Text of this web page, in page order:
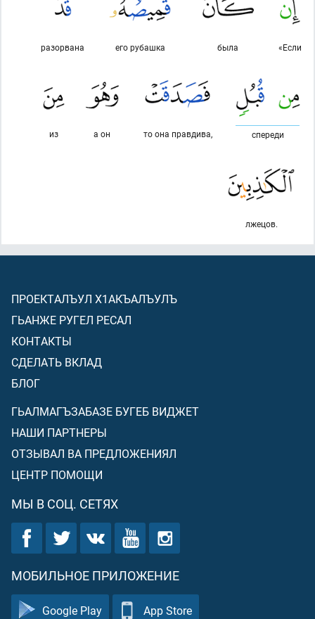
«Если
была
его рубашка
разорвана
спереди
то она правдива,
а он
из
лжецов.
ПРОЕКТАЛЪУЛ Х1АКЪАЛЪУЛЪ
ГЬАНЖЕ РУГЕЛ РЕСАЛ
КОНТАКТЫ
СДЕЛАТЬ ВКЛАД
БЛОГ
ГЬАЛМАГЪЗАБАЗЕ БУГЕБ ВИДЖЕТ
НАШИ ПАРТНЕРЫ
ОТЗЫВАЛ ВА ПРЕДЛОЖЕНИЯЛ
ЦЕНТР ПОМОЩИ
МЫ В СОЦ. СЕТЯХ
МОБИЛЬНОЕ ПРИЛОЖЕНИЕ
Google Play App Store